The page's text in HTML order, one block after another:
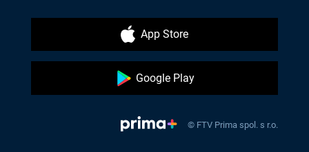
App Store
Google Play
© FTV Prima spol. s r.o.